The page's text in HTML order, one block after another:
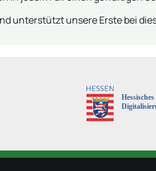
unterstützt unsere Erste bei